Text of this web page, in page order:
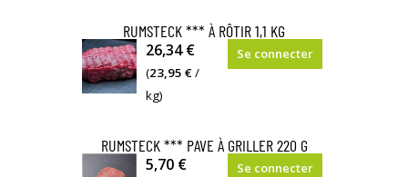
RUMSTECK *** À RÔTIR 1,1 KG
26,34 €
(23,95 €/
kg)
Se connecter
RUMSTECK *** PAVE À GRILLER 220 G
5,70 €
Se connecter